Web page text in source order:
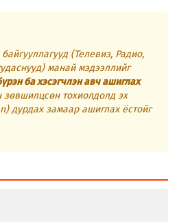
(Телевиз, Радио,
манай мэдээллийг
ба хэсэгчлэн авч ашиглах
тохиолдолд эх
дурдах замаар ашиглах ёстойг